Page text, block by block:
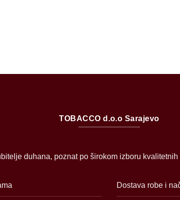
TOBACCO d.o.o Sarajevo
duhana, poznat po širokom izboru
Dostava robe i